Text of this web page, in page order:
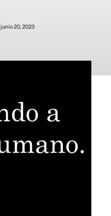
junio 20, 2023